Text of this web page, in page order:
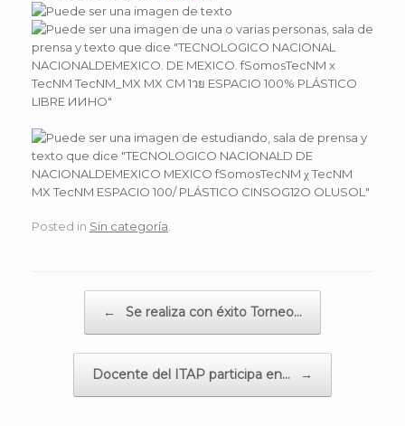
Posted in Sin categoría.
← Se realiza con éxito Torneo…
Docente del ITAP participa en… →